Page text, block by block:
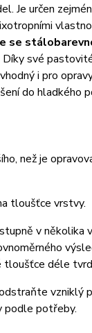
Je určen
se
své
i pro
do hladkého
než je
tloušťce vrstvy.
v
déle
podle potřeby.